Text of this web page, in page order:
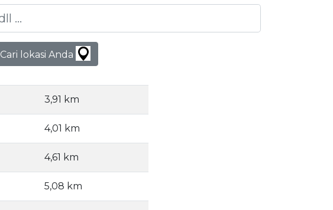
Cari lokasi Anda
3,91 km
4,01 km
4,61 km
5,08 km